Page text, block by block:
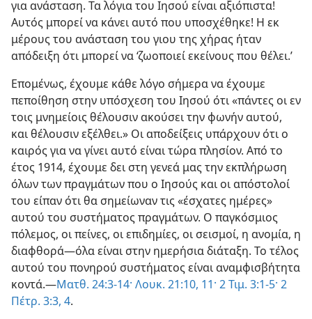
για ανάσταση. Τα λόγια του Ιησού είναι αξιόπιστα!
Αυτός μπορεί να κάνει αυτό που υποσχέθηκε! Η εκ
μέρους του ανάσταση του γιου της χήρας ήταν
απόδειξη ότι μπορεί να ‘ζωοποιεί εκείνους που θέλει.’
Επομένως, έχουμε κάθε λόγο σήμερα να έχουμε
πεποίθηση στην υπόσχεση του Ιησού ότι «πάντες οι εν
τοις μνημείοις θέλουσιν ακούσει την φωνήν αυτού,
και θέλουσιν εξέλθει.» Οι αποδείξεις υπάρχουν ότι ο
καιρός για να γίνει αυτό είναι τώρα πλησίον. Από το
έτος 1914, έχουμε δει στη γενεά μας την εκπλήρωση
όλων των πραγμάτων που ο Ιησούς και οι απόστολοί
του είπαν ότι θα σημείωναν τις «έσχατες ημέρες»
αυτού του συστήματος πραγμάτων. Ο παγκόσμιος
πόλεμος, οι πείνες, οι επιδημίες, οι σεισμοί, η ανομία, η
διαφθορά—όλα είναι στην ημερήσια διάταξη. Το τέλος
αυτού του πονηρού συστήματος είναι αναμφισβήτητα
κοντά.—Ματθ. 24:3-14· Λουκ. 21:10, 11· 2 Τιμ. 3:1-5· 2
Πέτρ. 3:3, 4.